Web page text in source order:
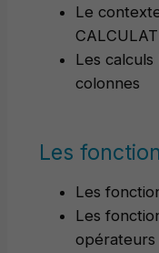
Le
Les calculs
colonnes
Les
Les
Les
opérateurs